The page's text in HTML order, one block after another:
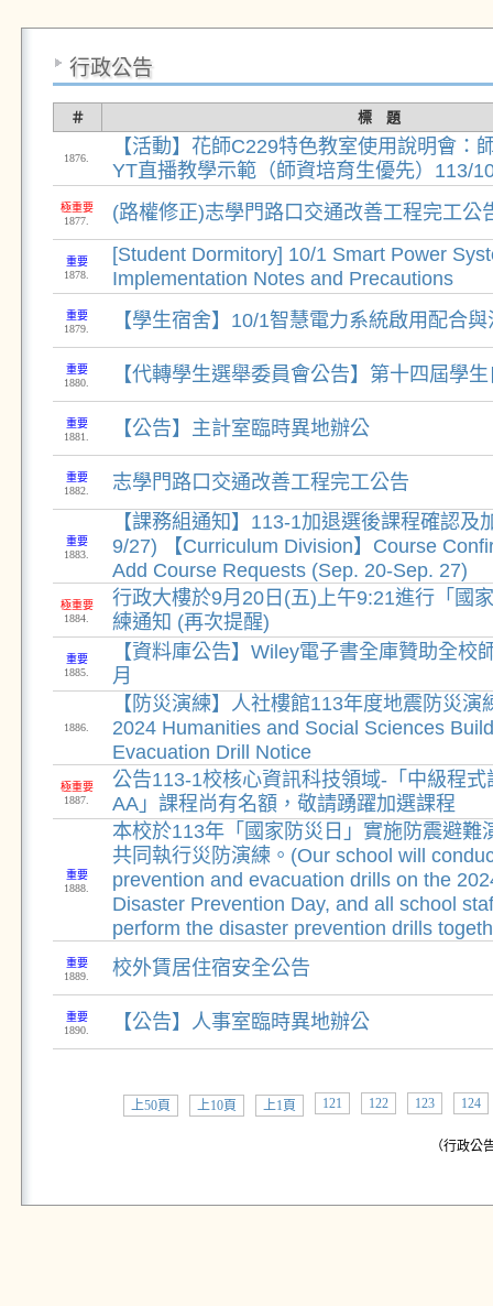
行政公告
＃ 標 題
1876.
【活動】花師C229特色教室使用說明會：
YT直播教學示範（師資培育生優先）113/
極重要
1877.
(路權修正)志學門路口交通改善工程完工公
重要
1878.
[Student Dormitory] 10/1 Smart Power
Implementation Notes and Precautions
重要
1879.
【學生宿舍】10/1智慧電力系統啟用配合
重要
1880.
【代轉學生選舉委員會公告】第十四屆學
重要
1881.
【公告】主計室臨時異地辦公
重要
1882.
志學門路口交通改善工程完工公告
重要
1883.
【課務組通知】113-1加退選後課程確認及
9/27) 【Curriculum Division】Course
Add Course Requests (Sep. 20-Sep. 27)
極重要
1884.
行政大樓於9月20日(五)上午9:21進行「國
練通知 (再次提醒)
重要
1885.
【資料庫公告】Wiley電子書全庫贊助全校
月
1886.
【防災演練】人社樓館113年度地震防災演
2024 Humanities and Social Sciences
Evacuation Drill Notice
極重要
1887.
公告113-1校核心資訊科技領域-「中級程
AA」課程尚有名額，敬請踴躍加選課程
重要
1888.
本校於113年「國家防災日」實施防震避難
共同執行災防演練。(Our school will
prevention and evacuation drills on the
Disaster Prevention Day, and all school
perform the disaster prevention drills
重要
1889.
校外賃居住宿安全公告
重要
1890.
【公告】人事室臨時異地辦公
上50頁 上10頁 上1頁 121 122 123 124
（行政公